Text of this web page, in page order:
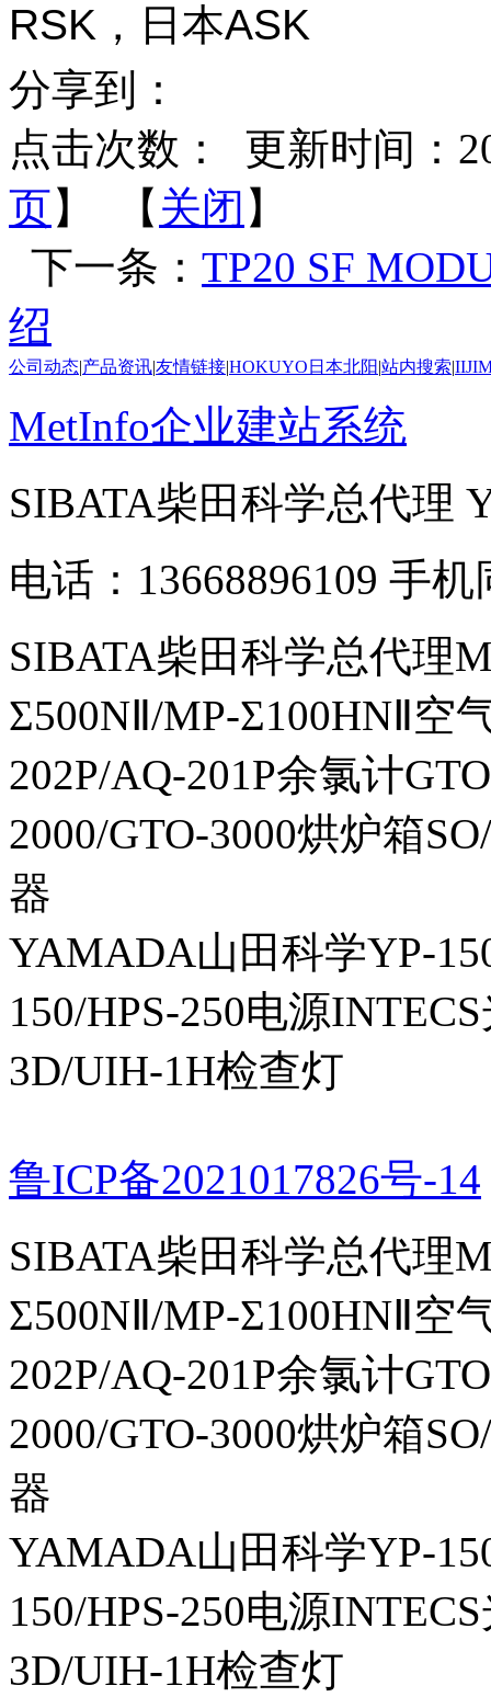
RSK，日本ASK
分享到：
点击次数：
更新时间：
页】 【 关闭 】
下一条： TP20 SF
绍
公司动态|产品资讯|友情链接|HOKUYO日本北阳|站内搜索|
MetInfo企业建站系统
SIBATA柴田科学总代理
电话：13668896109 手机
SIBATA柴田科学总代理
Σ500NⅡ/MP-Σ100HNⅡ空
202P/AQ-201P余氯计
2000/GTO-3000烘炉箱
器
YAMADA山田科学YP-
150/HPS-250电源
3D/UIH-1H检查灯
鲁ICP备2021017826号-14
SIBATA柴田科学总代理
Σ500NⅡ/MP-Σ100HNⅡ空
202P/AQ-201P余氯计
2000/GTO-3000烘炉箱
器
YAMADA山田科学YP-
150/HPS-250电源
3D/UIH-1H检查灯